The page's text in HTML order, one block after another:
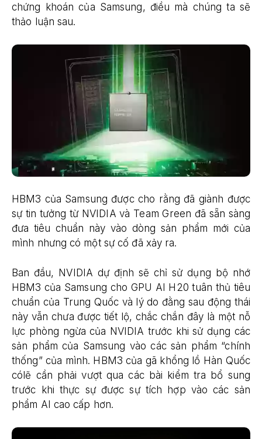
chứng khoán của Samsung, điều mà chúng ta sẽ
thảo luận sau.
HBM3 của Samsung được cho rằng đã giành được
sự tin tưởng từ NVIDIA và Team Green đã sẵn sàng
đưa tiêu chuẩn này vào dòng sản phẩm mới của
mình nhưng có một sự cố đã xảy ra.
Ban đầu, NVIDIA dự định sẽ chỉ sử dụng bộ nhớ
HBM3 của Samsung cho GPU AI H20 tuân thủ tiêu
chuẩn của Trung Quốc và lý do đằng sau động thái
này vẫn chưa được tiết lộ, chắc chắn đây là một nỗ
lực phòng ngừa của NVIDIA trước khi sử dụng các
sản phẩm của Samsung vào các sản phẩm “chính
thống” của mình. HBM3 của gã khổng lồ Hàn Quốc
cólẽ cần phải vượt qua các bài kiểm tra bổ sung
trước khi thực sự được sự tích hợp vào các sản
phẩm AI cao cấp hơn.